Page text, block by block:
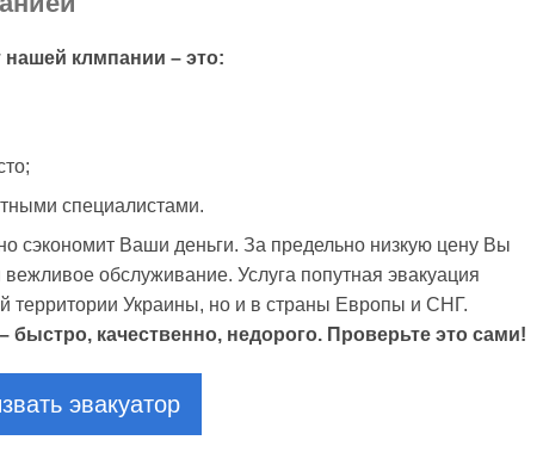
клмпании – это:
специалистами.
сэкономит Ваши деньги. За предельно низкую цену Вы
обслуживание. Услуга попутная эвакуация
территории Украины, но и в страны Европы и СНГ.
качественно, недорого. Проверьте это сами!
эвакуатор